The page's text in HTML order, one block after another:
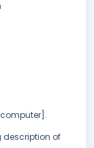
description of